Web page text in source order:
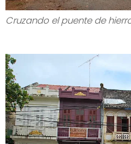
Cruzando el puente de